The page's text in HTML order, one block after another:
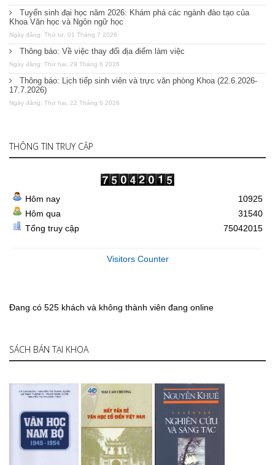
Tuyển sinh đại học năm 2026: Khám phá các ngành đào tạo của
Khoa Văn học và Ngôn ngữ học
Ngày đăng: Thứ tư, 01 Tháng 7 2026
Thông báo: Về việc thay đổi địa điểm làm việc
Ngày đăng: Thứ hai, 29 Tháng 6 2026
Thông báo: Lịch tiếp sinh viên và trực văn phòng Khoa (22.6.2026-
17.7.2026)
Ngày đăng: Thứ hai, 22 Tháng 6 2026
THÔNG TIN TRUY CẬP
Hôm nay
Hôm qua
Tổng truy cập
10925
31540
75042015
Visitors Counter
Đang có 525 khách và không thành viên đang online
SÁCH BÁN TẠI KHOA